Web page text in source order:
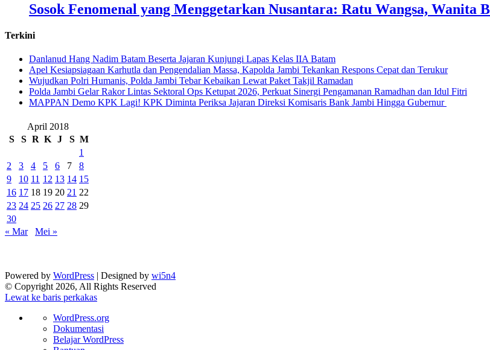
Sosok Fenomenal yang Menggetarkan Nusantara: Ratu Wangsa, Wanita
Terkini
Danlanud Hang Nadim Batam Beserta Jajaran Kunjungi Lapas Kelas IIA Batam
Apel Kesiapsiagaan Karhutla dan Pengendalian Massa, Kapolda Jambi Tekankan Respons Cepat dan Terukur
Wujudkan Polri Humanis, Polda Jambi Tebar Kebaikan Lewat Paket Takjil Ramadan
Polda Jambi Gelar Rakor Lintas Sektoral Ops Ketupat 2026, Perkuat Sinergi Pengamanan Ramadhan dan Idul Fitri
‎MAPPAN Demo KPK Lagi! KPK Diminta Periksa Jajaran Direksi Komisaris Bank Jambi Hingga Gubernur ‎
April 2018
S
S R K J S M
1
2
3 4 5 6 7
8
9
10 11 12 13 14 15
16 17 18 19 20 21 22
23 24 25 26 27 28 29
30
« Mar
Mei »
Powered by WordPress | Designed by wi5n4
© Copyright 2026, All Rights Reserved
Lewat ke baris perkakas
Tentang
WordPress
WordPress.org
Dokumentasi
Belajar WordPress